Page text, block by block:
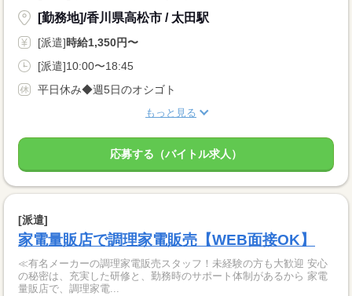
[勤務地]/香川県高松市 / 太田駅
[派遣]時給1,350円〜
[派遣]10:00〜18:45
平日休み◆週5日のオシゴト
もっと見る
応募する（バイトル求人）
[派遣]
家電量販店で調理家電販売【WEB面接OK】
≪有名メーカーの調理家電販売スタッフ！未経験の方も大歓迎 安心
の秘密は、充実した研修と、勤務時のサポート体制があるから 家電
量販店で、調理家電...